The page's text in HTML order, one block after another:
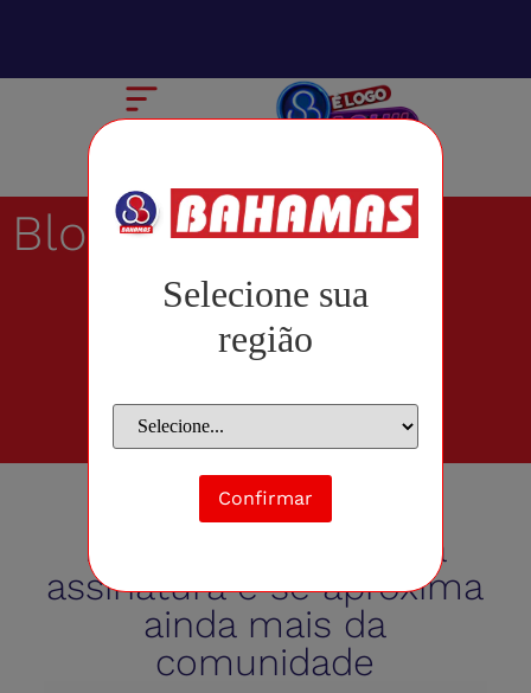
Selecione sua
região
Confirmar
Blog
Bahamas lança nova
assinatura e se aproxima
ainda mais da
comunidade